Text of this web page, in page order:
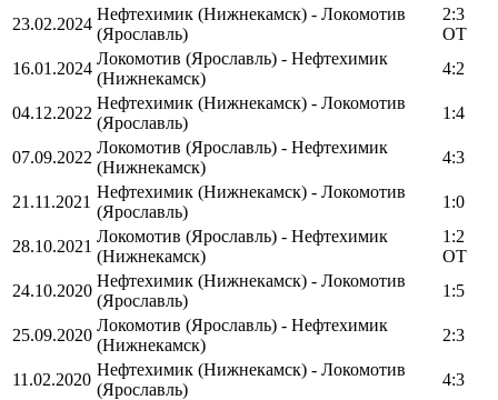
23.02.2024
Нефтехимик (Нижнекамск) - Локомотив
(Ярославль)
2:3
OT
16.01.2024
Локомотив (Ярославль) - Нефтехимик
(Нижнекамск)
4:2
04.12.2022
Нефтехимик (Нижнекамск) - Локомотив
(Ярославль)
1:4
07.09.2022
Локомотив (Ярославль) - Нефтехимик
(Нижнекамск)
4:3
21.11.2021
Нефтехимик (Нижнекамск) - Локомотив
(Ярославль)
1:0
28.10.2021
Локомотив (Ярославль) - Нефтехимик
(Нижнекамск)
1:2
OT
24.10.2020
Нефтехимик (Нижнекамск) - Локомотив
(Ярославль)
1:5
25.09.2020
Локомотив (Ярославль) - Нефтехимик
(Нижнекамск)
2:3
11.02.2020
Нефтехимик (Нижнекамск) - Локомотив
(Ярославль)
4:3